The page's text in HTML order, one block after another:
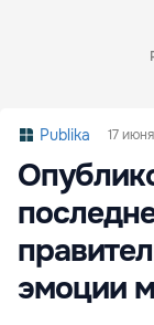
Publika 17
эмоции